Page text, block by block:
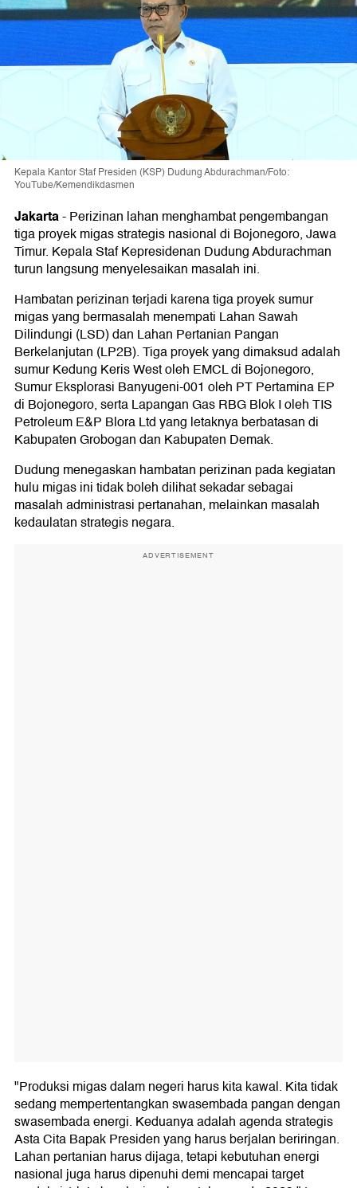
Kepala Kantor Staf Presiden (KSP) Dudung Abdurachman/Foto:
YouTube/Kemendikdasmen
Jakarta-Perizinan lahan menghambat pengembangan
tiga proyek migas strategis nasional di Bojonegoro, Jawa
Timur. Kepala Staf Kepresidenan Dudung Abdurachman
turun langsung menyelesaikan masalah ini.
Hambatan perizinan terjadi karena tiga proyek sumur
migas yang bermasalah menempati Lahan Sawah
Dilindungi (LSD) dan Lahan Pertanian Pangan
Berkelanjutan (LP2B). Tiga proyek yang dimaksud adalah
sumur Kedung Keris West oleh EMCL di Bojonegoro,
Sumur Eksplorasi Banyugeni-001 oleh PT Pertamina EP
di Bojonegoro, serta Lapangan Gas RBG Blok I oleh TIS
Petroleum E&P Blora Ltd yang letaknya berbatasan di
Kabupaten Grobogan dan Kabupaten Demak.
Dudung menegaskan hambatan perizinan pada kegiatan
hulu migas ini tidak boleh dilihat sekadar sebagai
masalah administrasi pertanahan, melainkan masalah
kedaulatan strategis negara.
ADVERTISEMENT
"Produksi migas dalam negeri harus kita kawal. Kita tidak
sedang mempertentangkan swasembada pangan dengan
swasembada energi. Keduanya adalah agenda strategis
Asta Cita Bapak Presiden yang harus berjalan beriringan.
Lahan pertanian harus dijaga, tetapi kebutuhan energi
nasional juga harus dipenuhi demi mencapai target